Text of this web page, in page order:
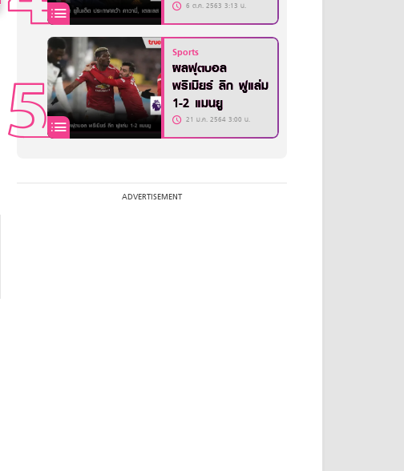
6 ต.ค. 2563 3:13 น.
Sports
ผลฟุตบอล
พรีเมียร์ ลีก ฟูแล่ม
1-2 แมนยู
21 ม.ค. 2564 3:00 น.